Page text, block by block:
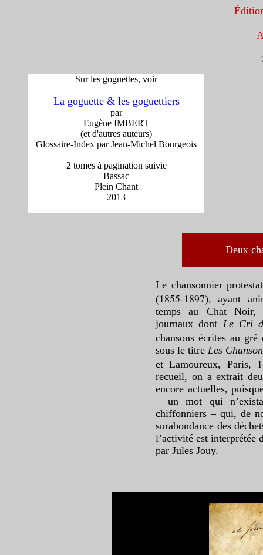
Sur les goguettes, voir
La goguette & les goguettiers
par
Eugène IMBERT
(et d'autres auteurs)
Glossaire-Index par Jean-Michel Bourgeois
2 tomes à pagination suivie
Bassac
Plein Chant
2013
Deux
Le chansonnier
(1855-1897), ayant
temps au Chat Noir,
journaux dont Le Cri
chansons écrites au
sous le titreLes
et Lamoureux, Paris,
recueil, on a extrait
encore actuelles,
– un mot qui
chiffonniers – qui, de
surabondance des
l’activité est interprétée
par Jules Jouy.